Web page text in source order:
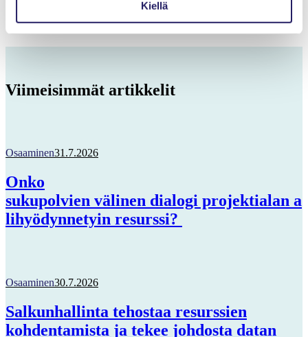
Kiellä
Viimeisimmät artikkelit
Osaaminen31.7.2026
Onko
sukupolvien välinen dialogi projektialan a
lihyödynnetyin resurssi?
Osaaminen30.7.2026
Salkunhallinta tehostaa resurssien
kohdentamista ja tekee johdosta datan